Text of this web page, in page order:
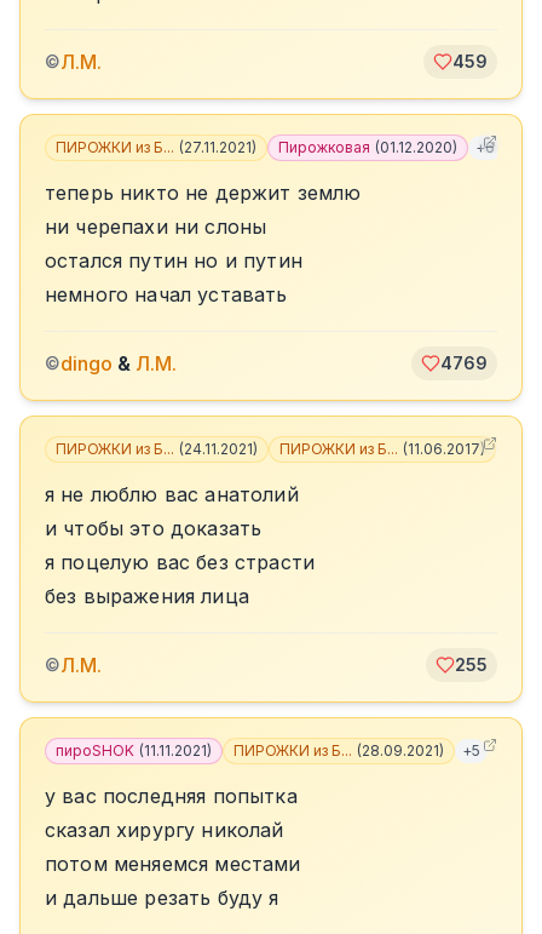
©Л.М. 459
ПИРОЖКИ из Б... (27.11.2021) Пирожковая (01.12.2020) +6
теперь никто не держит землю
ни черепахи ни слоны
остался путин но и путин
немного начал уставать
©dingo & Л.М. 4769
ПИРОЖКИ из Б... (24.11.2021) ПИРОЖКИ из Б... (11.06.2017)
я не люблю вас анатолий
и чтобы это доказать
я поцелую вас без страсти
без выражения лица
©Л.М. 255
пироSHOK (11.11.2021) ПИРОЖКИ из Б... (28.09.2021) +5
у вас последняя попытка
сказал хирургу николай
потом меняемся местами
и дальше резать буду я